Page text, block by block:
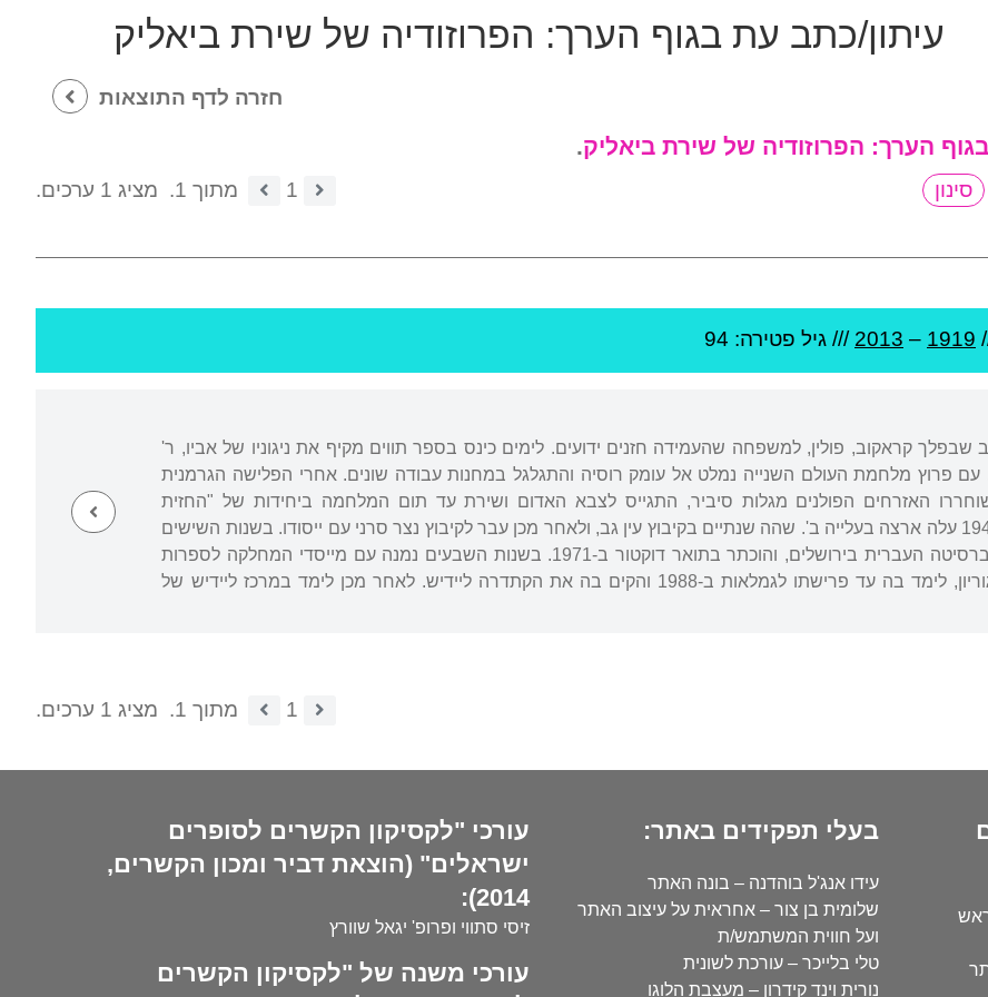
עיתון/כתב עת בגוף הערך: הפרוזודיה של שירת ביאליק
חזרה לדף התוצאות
הערך: הפרוזודיה של שירת ביאליק.
1 מתוך 1.
מציג 1 ערכים.
1919
–
2013 /// גיל פטירה: 94
קשאנוב שבפלך קראקוב, פולין, למשפחה שהעמידה חזנים ידועים. לימים כינס בספר תווים מקיף את ניגוניו של אביו, ר'
עם פרוץ מלחמת העולם השנייה נמלט אל עומק רוסיה והתגלגל במחנות עבודה שונים. אחרי הפלישה הגרמנית
כאשר שוחררו האזרחים הפולנים מגלות סיביר, התגייס לצבא האדום ושירת עד תום המלחמה ביחידות של "החזית
האוקראינית השנייה". ב-1947 עלה ארצה בעלייה ב'. שהה שנתיים בקיבוץ עין גב, ולאחר מכן עבר לקיבוץ נצר סרני עם ייסודו. בשנות השישים
למד ספרות עברית באוניברסיטה העברית בירושלים, והוכתר בתואר דוקטור ב-1971. בשנות השבעים נמנה עם מייסדי המחלקה לספרות
עברית באוניברסיטת בן-גוריון, לימד בה עד פרישתו לגמלאות ב-1988 והקים בה את הקתדרה ליידיש. לאחר מכן לימד במרכז ליידיש של
1 מתוך 1. מציג 1 ערכים.
בעלי תפקידים באתר:
עידו אנג'ל בוהדנה – בונה האתר
שלומית בן צור – אחראית על עיצוב האתר
ועל חווית המשתמש/ת
טלי בלייכר – עורכת לשונית
נורית וינד קידרון – מעצבת הלוגו
עורכי "לקסיקון הקשרים לסופרים
ישראלים" (הוצאת דביר ומכון הקשרים,
2014):
זיסי סתווי ופרופ' יגאל שוורץ
עורכי משנה של "לקסיקון הקשרים